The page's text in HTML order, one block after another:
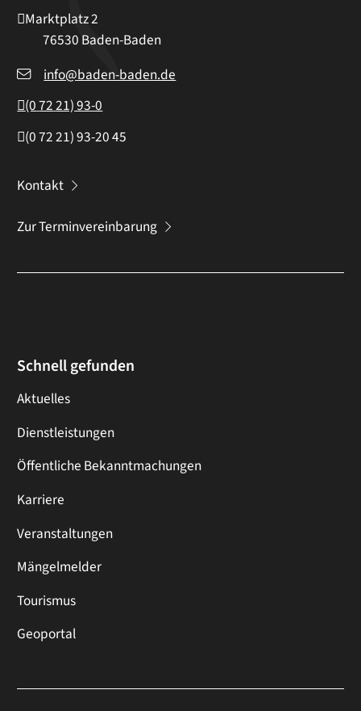
Marktplatz 2
76530 Baden-Baden
info@baden-baden.de
(07221) 93-0
(07221) 93-2045
Kontakt
Zur Terminvereinbarung
Schnell gefunden
Aktuelles
Dienstleistungen
Öffentliche Bekanntmachungen
Karriere
Veranstaltungen
Mängelmelder
Tourismus
Geoportal